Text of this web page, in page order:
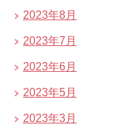
2023年8月
2023年7月
2023年6月
2023年5月
2023年3月